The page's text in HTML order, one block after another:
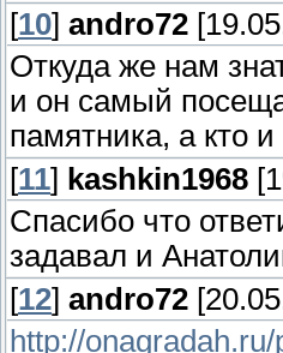
[10] andro72
Откуда же нам
и он самый
памятника, а кто
[11] kashkin1968
Спасибо что
задавал и
[12] andro72
http://